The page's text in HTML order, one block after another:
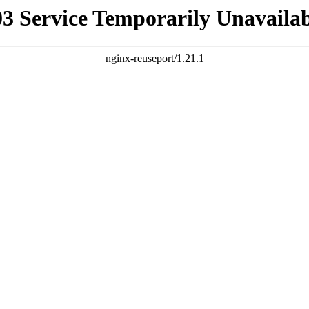
Service Temporarily
nginx-reuseport/1.21.1